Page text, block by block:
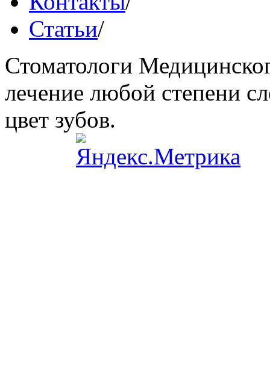
Статьи/
Стоматологи
лечение любой степени
цвет зубов.